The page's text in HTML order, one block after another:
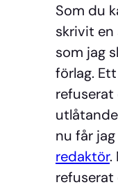
Som du
skrivit en
som jag
förlag.
nu får
redaktör.